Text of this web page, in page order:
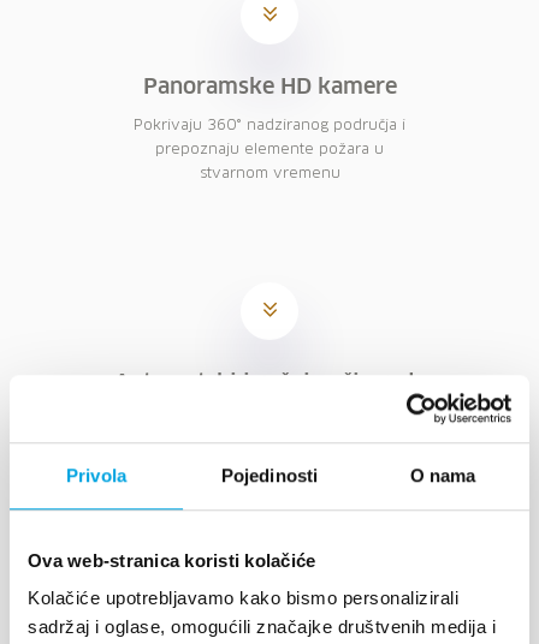
Privola Pojedinosti O nama
Ova web-stranica koristi kolačiće
Kolačiće upotrebljavamo kako bismo personalizirali
sadržaj i oglase, omogućili značajke društvenih medija i
Panoramske HD kamere
Pokrivaju 360° nadziranog područja i
prepoznaju elemente požara u
stvarnom vremenu
Automatski i ručni način rada
detektirati požar na udaljenosti do 10
km, a u ručnom načinu rada na